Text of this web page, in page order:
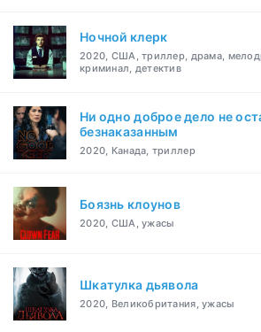
Ночной клерк
2020, США, триллер, драма,
криминал, детектив
Ни одно доброе дело не
безнаказанным
2020, Канада, триллер
Боязнь клоунов
2020, США, ужасы
Шкатулка дьявола
2020, Великобритания, ужасы